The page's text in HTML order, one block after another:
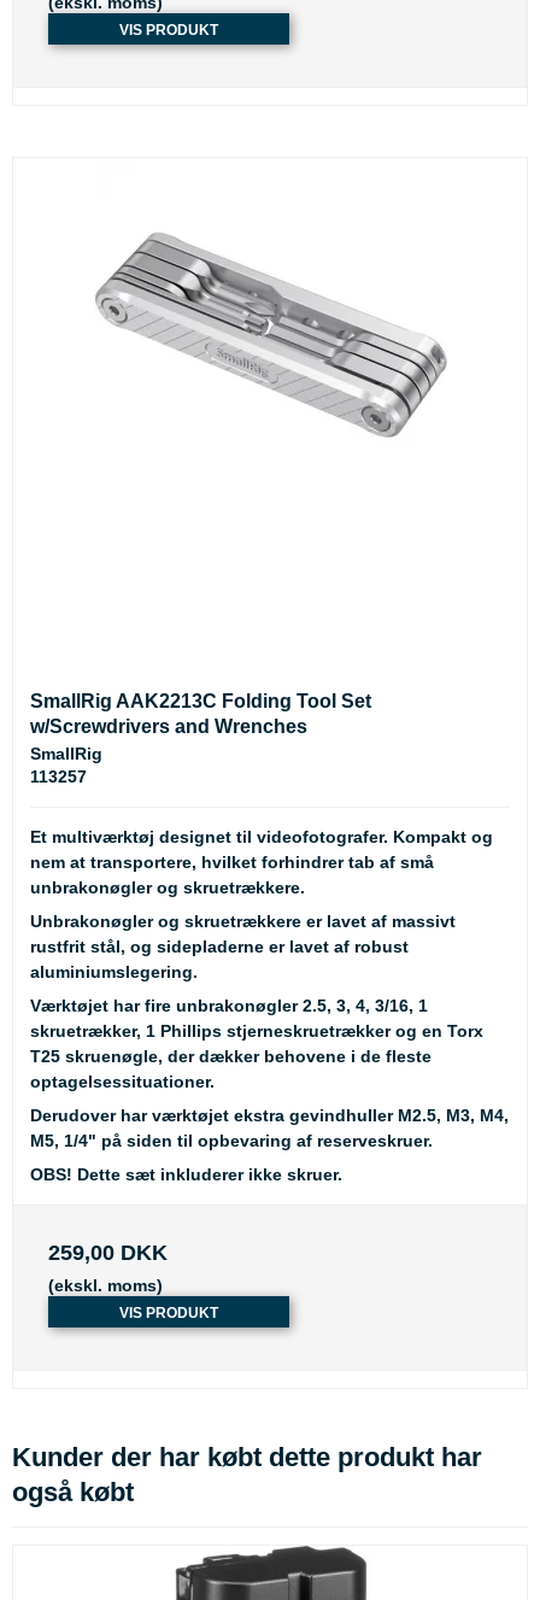
VIS PRODUKT
SmallRig AAK2213C Folding Tool Set
w/Screwdrivers and Wrenches
SmallRig
113257
Et multiværktøj designet til videofotografer. Kompakt og
nem at transportere, hvilket forhindrer tab af små
unbrakonøgler og skruetrækkere.
Unbrakonøgler og skruetrækkere er lavet af massivt
rustfrit stål, og sidepladerne er lavet af robust
aluminiumslegering.
Værktøjet har fire unbrakonøgler 2.5, 3, 4, 3/16, 1
skruetrækker, 1 Phillips stjerneskruetrækker og en Torx
T25 skruenøgle, der dækker behovene i de fleste
optagelsessituationer.
Derudover har værktøjet ekstra gevindhuller M2.5, M3, M4,
M5, 1/4" på siden til opbevaring af reserveskruer.
OBS! Dette sæt inkluderer ikke skruer.
259,00 DKK
(ekskl. moms)
VIS PRODUKT
Kunder der har købt dette produkt har
også købt